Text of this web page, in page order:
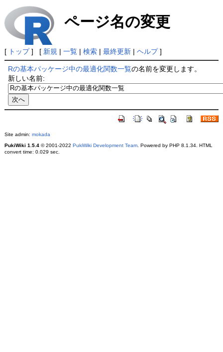
ページ名の変更
[ トップ] [ 新規 | 一覧| 検索| 最終更新| ヘルプ]
Rの基本パッケージ中の最適化関数一覧の名前を変更します。
新しい名前:
Site admin: mokada
PukiWiki 1.5.4© 2001-2022 PukiWiki Development Team. Powered by PHP 8.1.34. HTML
convert time: 0.029 sec.